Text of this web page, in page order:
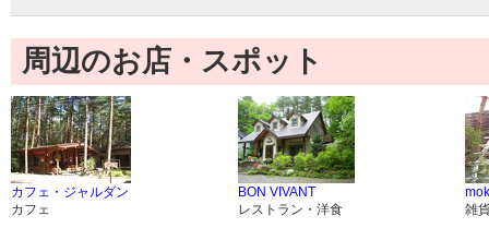
周辺のお店・スポット
カフェ・ジャルダン
カフェ
BON VIVANT
レストラン・洋食
雑